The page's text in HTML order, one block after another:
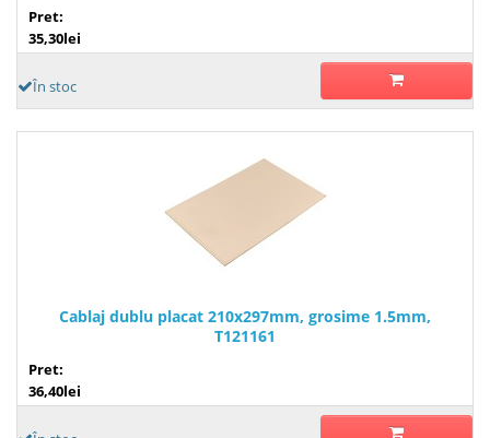
Pret:
35,30lei
În stoc
Cablaj dublu placat 210x297mm, grosime 1.5mm,
T121161
Pret:
36,40lei